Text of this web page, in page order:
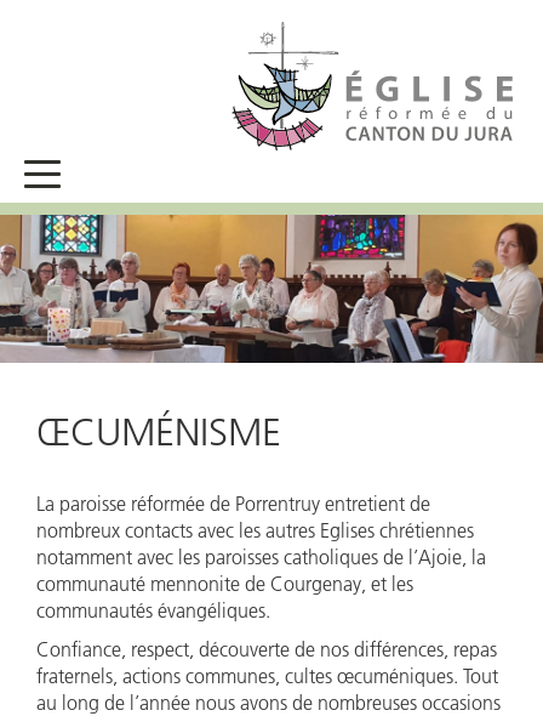
ŒCUMÉNISME
La paroisse réformée de Porrentruy entretient de
nombreux contacts avec les autres Eglises chrétiennes
notamment avec les paroisses catholiques de l’Ajoie, la
communauté mennonite de Courgenay, et les
communautés évangéliques.
Confiance, respect, découverte de nos différences, repas
fraternels, actions communes, cultes œcuméniques. Tout
au long de l’année nous avons de nombreuses occasions